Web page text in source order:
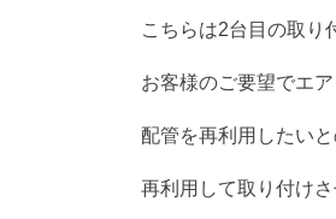
こちらは2台目の取り
お客様のご要望でエ
配管を再利用したい
再利用して取り付け